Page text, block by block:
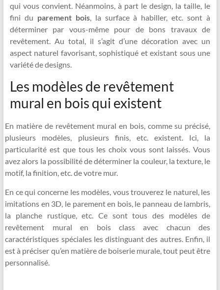
qui vous convient. Néanmoins, à part le design, la taille, le
fini du parement bois, la surface à habiller, etc. sont à
déterminer par vous-même pour de bons travaux de
revêtement. Au total, il s’agit d’une décoration avec un
aspect naturel favorisant, sophistiqué et existant sous une
variété de designs.
Les modèles de revêtement
mural en bois qui existent
En matière de revêtement mural en bois, comme su précisé,
plusieurs modèles, plusieurs finis, etc. existent. Ici, la
particularité est que tous les choix vous sont laissés. Vous
avez alors la possibilité de déterminer la couleur, la texture, le
motif, la finition, etc. de votre mur.
En ce qui concerne les modèles, vous trouverez le naturel, les
imitations en 3D, le parement en bois, le panneau de lambris,
la planche rustique, etc. Ce sont tous des modèles de
revêtement mural en bois class avec chacun des
caractéristiques spéciales les distinguant des autres. Enfin, il
est à préciser qu’en matière de boiserie murale, tout peut être
personnalisé.